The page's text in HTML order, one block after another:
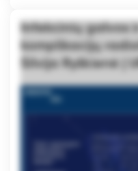
Infekcinių galvos
komplikacijų
Silvija Ryškienė |